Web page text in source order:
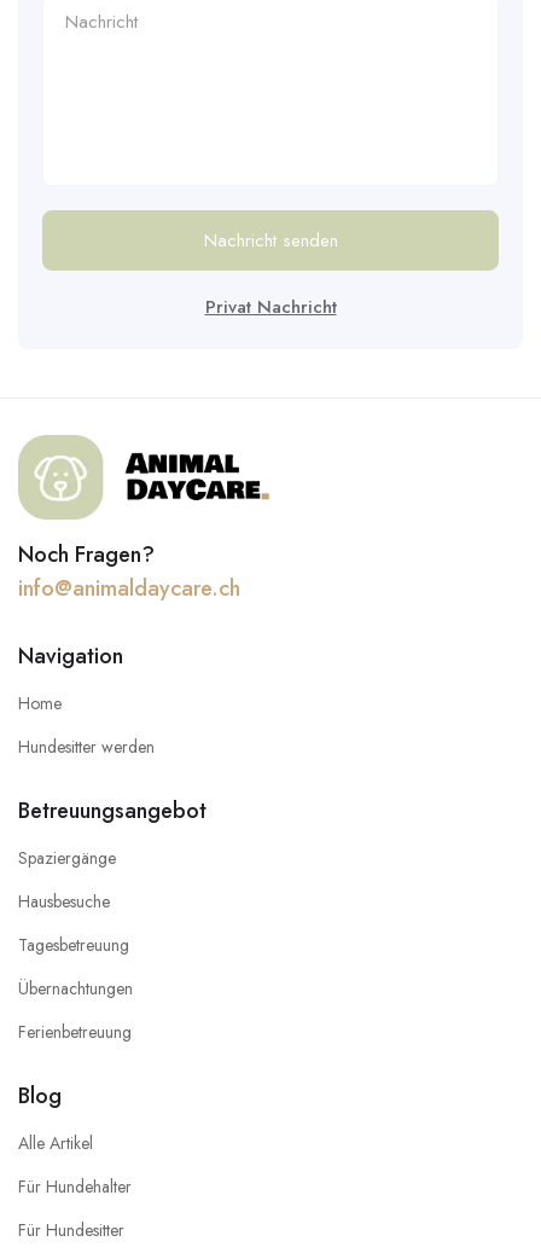
Nachricht senden
Privat Nachricht
Noch Fragen?
info@animaldaycare.ch
Navigation
Home
Hundesitter werden
Betreuungsangebot
Spaziergänge
Hausbesuche
Tagesbetreuung
Übernachtungen
Ferienbetreuung
Blog
Alle Artikel
Für Hundehalter
Für Hundesitter